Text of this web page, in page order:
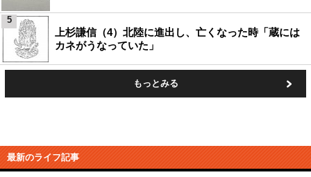
上杉謙信（4）北陸に進出し、亡くなった時「蔵には
カネがうなっていた」
5
もっとみる
最新のライフ記事